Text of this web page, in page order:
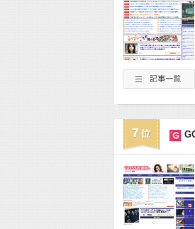
7